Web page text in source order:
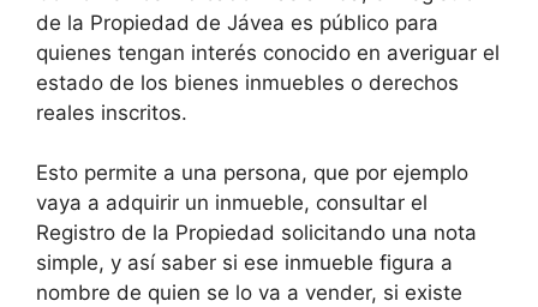
de la Propiedad de Jávea es público para
quienes tengan interés conocido en averiguar el
estado de los bienes inmuebles o derechos
reales inscritos.
Esto permite a una persona, que por ejemplo
vaya a adquirir un inmueble, consultar el
Registro de la Propiedad solicitando una nota
simple, y así saber si ese inmueble figura a
nombre de quien se lo va a vender, si existe